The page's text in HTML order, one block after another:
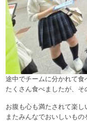
途中でチームに分かれて食
たくさん食べましたが、
お腹も心も満たされて楽し
またみんなでおいしいも